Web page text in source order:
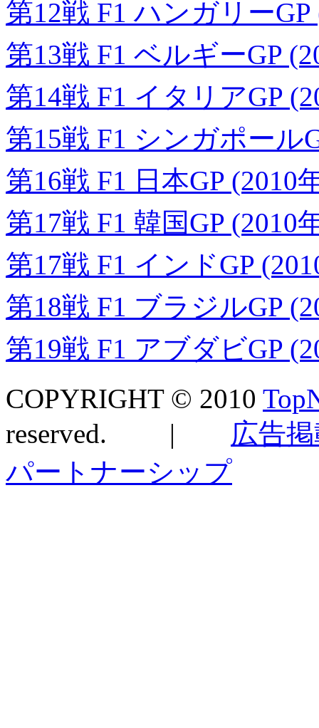
第12戦 F1 ハンガリー
第13戦 F1 ベルギーGP
第14戦 F1 イタリアGP
第15戦 F1 シンガポール
第16戦 F1 日本GP (2010
第17戦 F1 韓国GP (2010
第17戦 F1 インドGP
第18戦 F1 ブラジルGP
第19戦 F1 アブダビGP
COPYRIGHT © 2010
reserved. | 広告
パートナーシップ